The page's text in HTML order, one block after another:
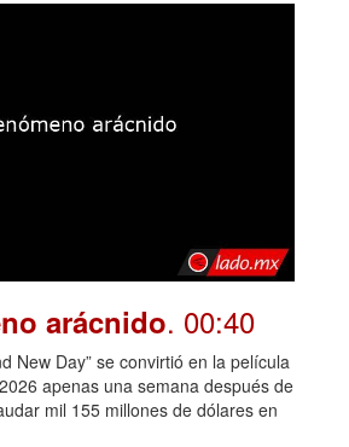
arácnido. 00:40
New Day” se convirtió en la película
apenas una semana después de
mil 155 millones de dólares en